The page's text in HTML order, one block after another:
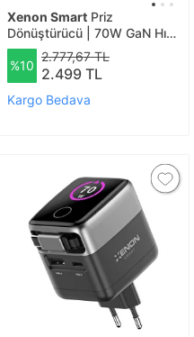
Xenon Smart Priz
Dönüştürücü | 70W GaN Hızlı
Şarj, 200+ Ülke, Dahili USB-
C Kablo, USB-C, 2x USB-A
(X6411) 1072 Siyah
%10
2.777,67 TL
2.499 TL
Kargo Bedava